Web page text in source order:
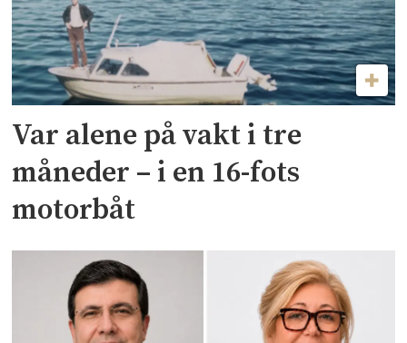
Var alene på vakt i tre
måneder – i en 16-fots
motorbåt